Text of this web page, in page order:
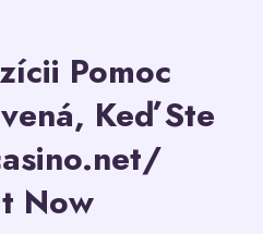
Pomoc
Keď Ste
Now